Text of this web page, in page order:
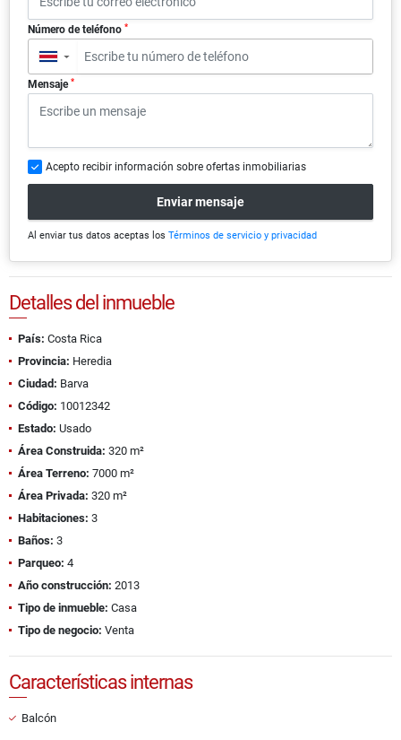
Número de teléfono *
▼
Mensaje *
Acepto recibir información sobre ofertas inmobiliarias
Enviar mensaje
Al enviar tus datos aceptas los Términos de servicio y privacidad
Detalles del inmueble
País: Costa Rica
Provincia: Heredia
Ciudad: Barva
Código: 10012342
Estado: Usado
Área Construida: 320 m²
Área Terreno: 7000 m²
Área Privada: 320 m²
Habitaciones: 3
Baños: 3
Parqueo: 4
Año construcción: 2013
Tipo de inmueble: Casa
Tipo de negocio: Venta
Características internas
Balcón